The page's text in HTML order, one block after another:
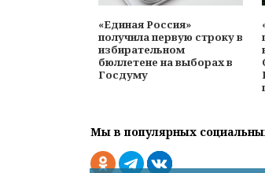
«Единая Россия»
получила первую строку в
избирательном
бюллетене на выборах в
Госдуму
Мы в популярных